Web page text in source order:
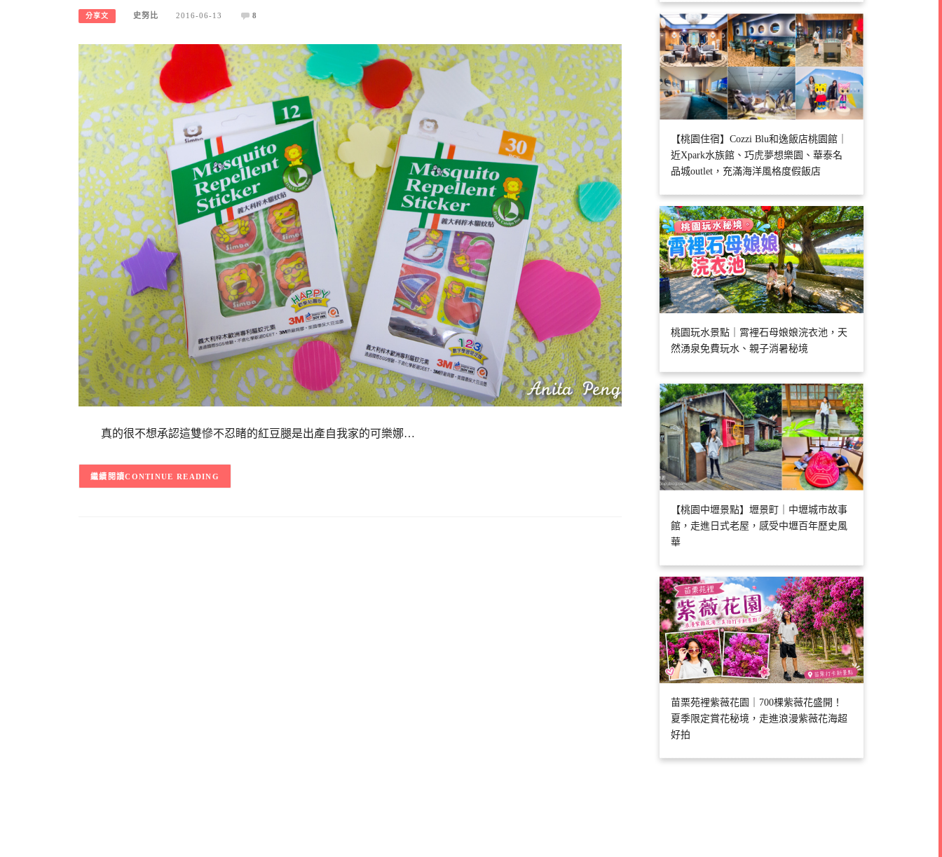
分享文 史努比 2016-06-13 8
真的很不想承認這雙慘不忍睹的紅豆腿是出產自我家的可樂娜…
CONTINUE READING
【桃園住宿】Cozzi Blu和逸飯店桃園館｜
近Xpark水族館、巧虎夢想樂園、華泰名
品城outlet，充滿海洋風格度假飯店
桃園玩水景點｜霄裡石母娘娘浣衣池，天
然湧泉免費玩水、親子消暑秘境
【桃園中壢景點】壢景町｜中壢城市故事
館，走進日式老屋，感受中壢百年歷史風
華
苗栗苑裡紫薇花園｜700棵紫薇花盛開！
夏季限定賞花秘境，走進浪漫紫薇花海超
好拍